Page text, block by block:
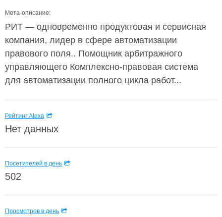
Мета-описание:
РИТ — одновременно продуктовая и сервисная
компания, лидер в сфере автоматизации
правового поля.. Помощник арбитражного
управляющего Комплексно-правовая система
для автоматизации полного цикла работ...
Рейтинг Alexa
Нет данных
Посетителей в день
502
Просмотров в день